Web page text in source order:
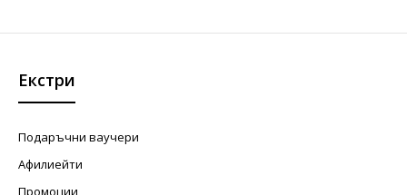
Екстри
Подаръчни ваучери
Афилиейти
Промоции